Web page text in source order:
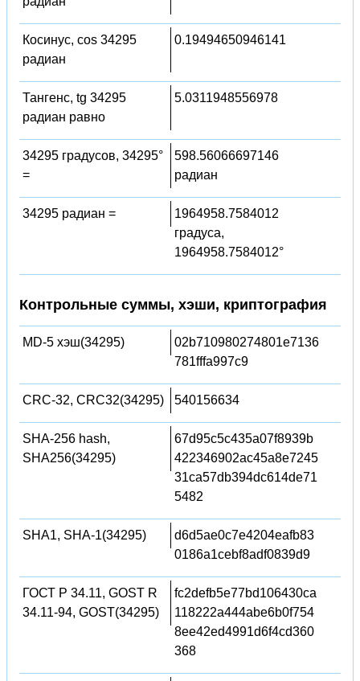
Косинус, cos 34295
радиан
0.19494650946141
Тангенс, tg 34295
радиан равно
5.0311948556978
34295 градусов, 34295°
=
598.56066697146
радиан
34295 радиан =
1964958.7584012
градуса,
1964958.7584012°
Контрольные суммы, хэши, криптография
MD-5 хэш(34295)
02b710980274801e7136
781fffa997c9
CRC-32, CRC32(34295) 540156634
SHA-256 hash,
SHA256(34295)
67d95c5c435a07f8939b
422346902ac45a8e7245
31ca57db394dc614de71
5482
SHA1, SHA-1(34295)
d6d5ae0c7e4204eafb83
0186a1cebf8adf0839d9
ГОСТ Р 34.11, GOST R
34.11-94, GOST(34295)
fc2defb5e77bd106430ca
118222a444abe6b0f754
8ee42ed4991d6f4cd360
368